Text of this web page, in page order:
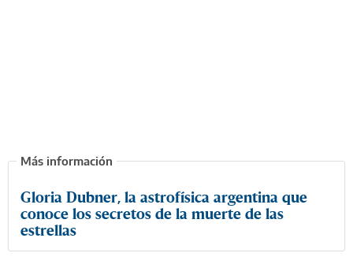
Gloria Dubner, la astrofísica argentina que
conoce los secretos de la muerte de las
estrellas